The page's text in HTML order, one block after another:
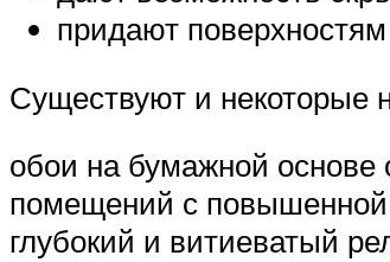
придают
Существуют и некоторые
обои на бумажной основе
помещений с
глубокий и витиеватый